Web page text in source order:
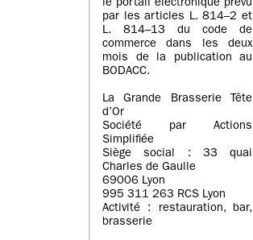
le portail électronique prévu
par les articles L. 814–2 et
L. 814–13 du code de
commerce dans les deux
mois de la publication au
BODACC.
La Grande Brasserie Tête
d’Or
Société par Actions
Simplifiée
Siège social : 33 quai
Charles de Gaulle
69006 Lyon
995 311 263 RCS Lyon
Activité : restauration, bar,
brasserie